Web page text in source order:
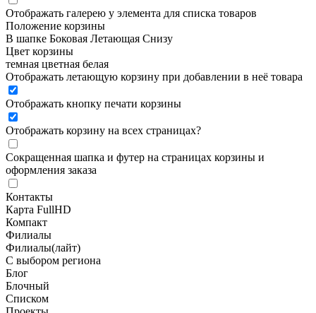
Отображать галерею у элемента для списка товаров
Положение корзины
В шапке Боковая Летающая Снизу
Цвет корзины
темная цветная белая
Отображать летающую корзину при добавлении в неё товара
Отображать кнопку печати корзины
Отображать корзину на всех страницах?
Сокращенная шапка и футер на страницах корзины и
оформления заказа
Контакты
Карта FullHD
Компакт
Филиалы
Филиалы(лайт)
С выбором региона
Блог
Блочный
Списком